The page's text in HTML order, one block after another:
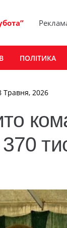
ПОЛІТИКА
Травня, 2026